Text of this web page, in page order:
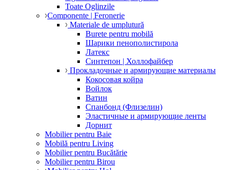
Toate Oglinzile
Componente | Feronerie
Materiale de umplutură
Burete pentru mobilă
Шарики пенополистирола
Латекс
Синтепон | Холлофайбер
Прокладочные и армирующие материалы
Кокосовая койра
Войлок
Ватин
Спанбонд (Флизелин)
Эластичные и армирующие ленты
Дорнит
Mobilier pentru Baie
Mobilă pentru Living
Mobilier pentru Bucătărie
Mobilier pentru Birou